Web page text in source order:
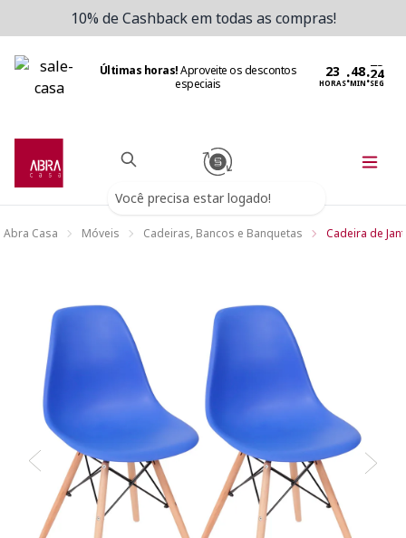
10% de Cashback em todas as compras!
Últimas horas!Aproveite os descontos
especiais
HORAS:MIN:SEG
Você precisa estar logado!
Abra Casa Móveis Cadeiras, Bancos e Banquetas Cadeira de